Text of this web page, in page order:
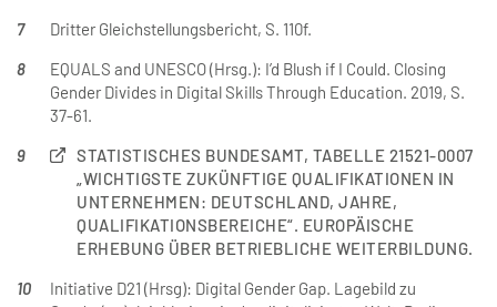
7
Dritter Gleichstellungsbericht, S. 110f.
8
EQUALS and UNESCO (Hrsg.): I’d Blush if I Could. Closing
Gender Divides in Digital Skills Through Education. 2019, S.
37-61.
9
STATISTISCHES BUNDESAMT, TABELLE 21521-0007
„WICHTIGSTE ZUKÜNFTIGE QUALIFIKATIONEN IN
UNTERNEHMEN: DEUTSCHLAND, JAHRE,
QUALIFIKATIONSBEREICHE“. EUROPÄISCHE
ERHEBUNG ÜBER BETRIEBLICHE WEITERBILDUNG.
10
Initiative D21 (Hrsg): Digital Gender Gap. Lagebild zu